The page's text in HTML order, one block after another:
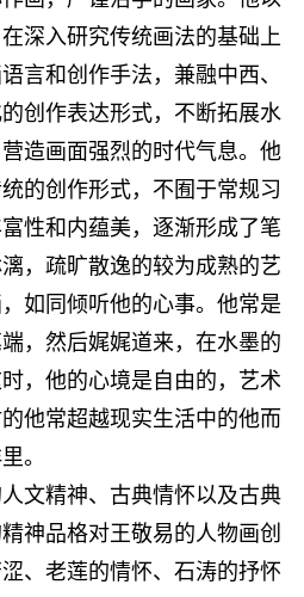
深入研究传统画法的基础上
言和创作手法，兼融中西、
创作表达形式，不断拓展水
造画面强烈的时代气息。他
的创作形式，不囿于常规习
性和内蕴美，逐渐形成了笔
，疏旷散逸的较为成熟的艺
如同倾听他的心事。他常是
，然后娓娓道来，在水墨的
，他的心境是自由的，艺术
他常超越现实生活中的他而
。
文精神、古典情怀以及古典
神品格对王敬易的人物画创
、老莲的情怀、石涛的抒怀